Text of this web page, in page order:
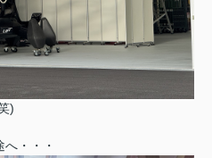
)
・・・